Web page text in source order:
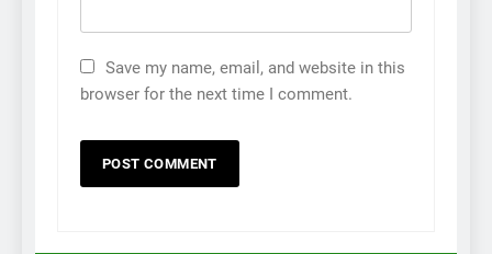
Save my name, email, and website in this
browser for the next time I comment.